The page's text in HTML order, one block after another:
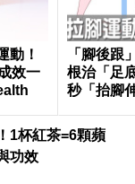
動！
效一
「腳後跟
根治「足
秒「抬腳
1杯紅茶=6顆蘋
功效